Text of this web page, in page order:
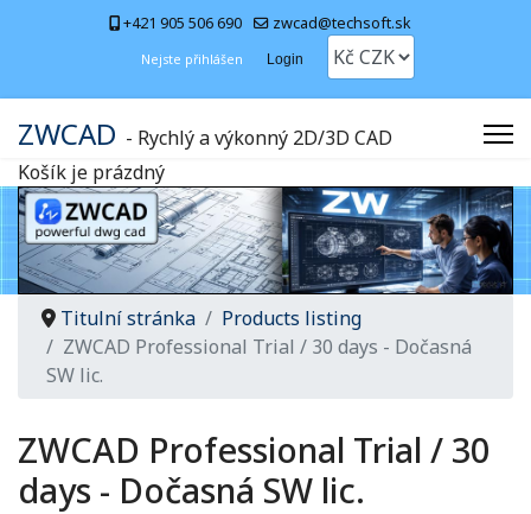
+421 905 506 690 zwcad@techsoft.sk
Nejste přihlášen Login
ZWCAD - Rychlý a výkonný 2D/3D CAD
Košík je prázdný
Titulní stránka
Products listing
ZWCAD Professional Trial / 30 days - Dočasná
SW lic.
ZWCAD Professional Trial / 30
days - Dočasná SW lic.